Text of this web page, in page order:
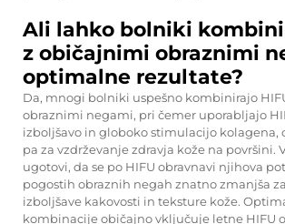
Ali lahko bolniki
z običajnimi obraznimi
optimalne rezultate?
Da, mnogi bolniki uspešno kombinirajo
obraznimi negami, pri čemer uporabljajo
izboljšavo in globoko stimulacijo kolagena,
pa za vzdrževanje zdravja kože na površini.
ugotovi, da se po HIFU obravnavi njihova
pogostih obraznih negah znatno zmanjša
izboljšave kakovosti in teksture kože.
kombinacije običajno vključuje letne HIFU